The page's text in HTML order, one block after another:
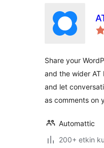
Share your
and the wider
and let
as comments on
Automattic
200+ etkin